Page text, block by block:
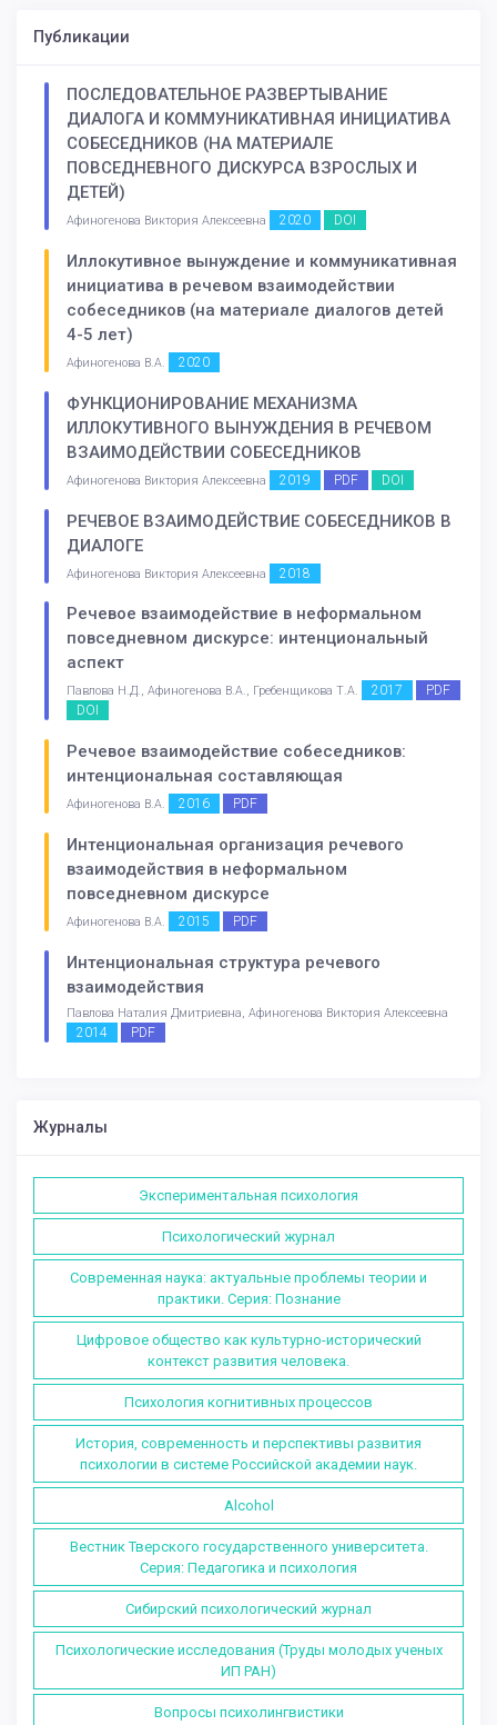
Публикации
ПОСЛЕДОВАТЕЛЬНОЕ РАЗВЕРТЫВАНИЕ
ДИАЛОГА И КОММУНИКАТИВНАЯ ИНИЦИАТИВА
СОБЕСЕДНИКОВ (НА МАТЕРИАЛЕ
ПОВСЕДНЕВНОГО ДИСКУРСА ВЗРОСЛЫХ И
ДЕТЕЙ)
Афиногенова Виктория Алексеевна 2020 DOI
Иллокутивное вынуждение и коммуникативная
инициатива в речевом взаимодействии
собеседников (на материале диалогов детей
4-5 лет)
Афиногенова В.А. 2020
ФУНКЦИОНИРОВАНИЕ МЕХАНИЗМА
ИЛЛОКУТИВНОГО ВЫНУЖДЕНИЯ В РЕЧЕВОМ
ВЗАИМОДЕЙСТВИИ СОБЕСЕДНИКОВ
Афиногенова Виктория Алексеевна 2019 PDF DOI
РЕЧЕВОЕ ВЗАИМОДЕЙСТВИЕ СОБЕСЕДНИКОВ В
ДИАЛОГЕ
Афиногенова Виктория Алексеевна 2018
Речевое взаимодействие в неформальном
повседневном дискурсе: интенциональный
аспект
Павлова Н.Д., Афиногенова В.А., Гребенщикова Т.А. 2017
PDF
DOI
Речевое взаимодействие собеседников:
интенциональная составляющая
Афиногенова В.А. 2016 PDF
Интенциональная организация речевого
взаимодействия в неформальном
повседневном дискурсе
Афиногенова В.А. 2015 PDF
Интенциональная структура речевого
взаимодействия
Павлова Наталия Дмитриевна, Афиногенова Виктория Алексеевна
2014 PDF
Журналы
Экспериментальная психология
Психологический журнал
Современная наука: актуальные проблемы теории и
практики. Серия: Познание
Цифровое общество как культурно-исторический
контекст развития человека.
Психология когнитивных процессов
История, современность и перспективы развития
психологии в системе Российской академии наук.
Alcohol
Вестник Тверского государственного университета.
Серия: Педагогика и психология
Сибирский психологический журнал
Психологические исследования (Труды молодых ученых
ИП РАН)
Вопросы психолингвистики